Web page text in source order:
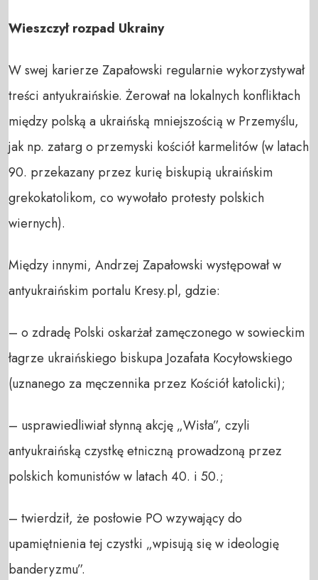
Wieszczył rozpad Ukrainy
W swej karierze Zapałowski regularnie wykorzystywał
treści antyukraińskie. Żerował na lokalnych konfliktach
między polską a ukraińską mniejszością w Przemyślu,
jak np. zatarg o przemyski kościół karmelitów (w latach
90. przekazany przez kurię biskupią ukraińskim
grekokatolikom, co wywołało protesty polskich
wiernych).
Między innymi, Andrzej Zapałowski występował w
antyukraińskim portalu Kresy.pl, gdzie:
– o zdradę Polski oskarżał zamęczonego w sowieckim
łagrze ukraińskiego biskupa Jozafata Kocyłowskiego
(uznanego za męczennika przez Kościół katolicki);
– usprawiedliwiał słynną akcję „Wisła”, czyli
antyukraińską czystkę etniczną prowadzoną przez
polskich komunistów w latach 40. i 50.;
– twierdził, że posłowie PO wzywający do
upamiętnienia tej czystki „wpisują się w ideologię
banderyzmu”.